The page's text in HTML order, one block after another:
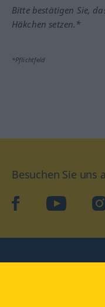
Bitte bestätigen Sie,
Häkchen setzen.*
*Pflichtfeld
Besuchen Sie uns
facebook YouTube